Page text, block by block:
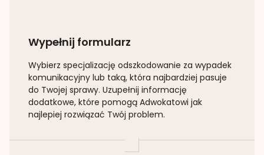
Wypełnij formularz
Wybierz specjalizację odszkodowanie za wypadek
komunikacyjny lub taką, która najbardziej pasuje
do Twojej sprawy. Uzupełnij informację
dodatkowe, które pomogą Adwokatowi jak
najlepiej rozwiązać Twój problem.